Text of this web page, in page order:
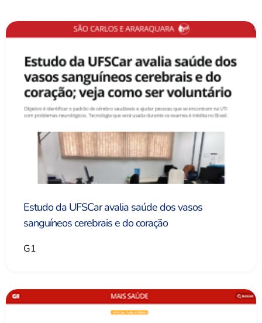
Estudo da UFSCar avalia saúde dos vasos
sanguíneos cerebrais e do coração
G1